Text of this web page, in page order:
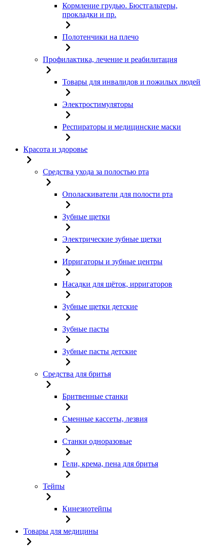
Кормление грудью. Бюстгальтеры,
прокладки и пр.
Полотенчики на плечо
Профилактика, лечение и реабилитация
Товары для инвалидов и пожилых людей
Электростимуляторы
Респираторы и медицинские маски
Красота и здоровье
Средства ухода за полостью рта
Ополаскиватели для полости рта
Зубные щетки
Электрические зубные щетки
Ирригаторы и зубные центры
Насадки для щёток, ирригаторов
Зубные щетки детские
Зубные пасты
Зубные пасты детские
Средства для бритья
Бритвенные станки
Сменные кассеты, лезвия
Станки одноразовые
Гели, крема, пена для бритья
Тейпы
Кинезиотейпы
Товары для медицины